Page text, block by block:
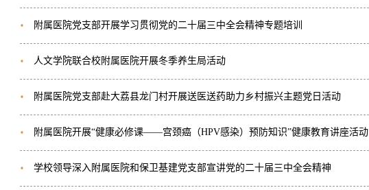
附属医院党支部开展学习贯彻党的二十届三中全会精神专题培训
人文学院联合校附属医院开展冬季养生局活动
附属医院党支部赴大荔县龙门村开展送医送药助力乡村振兴主题党日活动
附属医院开展“健康必修课——宫颈癌（HPV感染）预防知识”健康教育讲座活动
学校领导深入附属医院和保卫基建党支部宣讲党的二十届三中全会精神